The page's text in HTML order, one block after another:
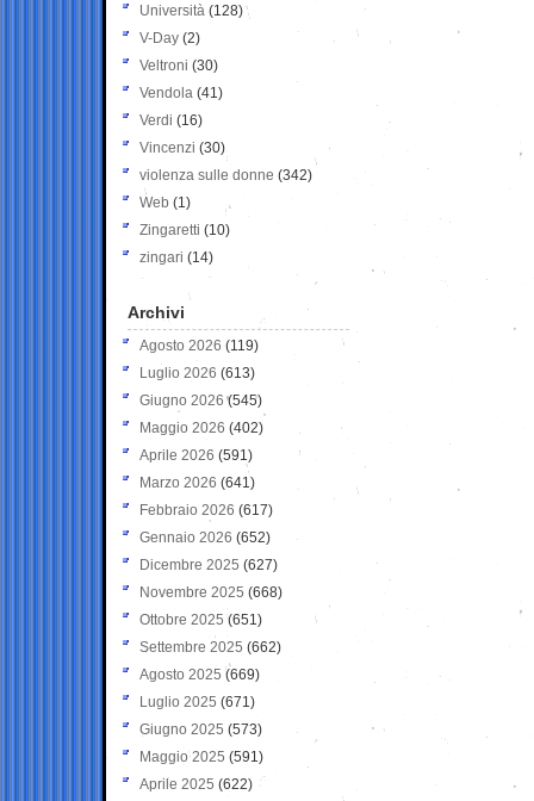
Università (128)
V-Day (2)
Veltroni (30)
Vendola (41)
Verdi (16)
Vincenzi (30)
violenza sulle donne (342)
Web (1)
Zingaretti (10)
zingari (14)
Archivi
Agosto 2026 (119)
Luglio 2026 (613)
Giugno 2026 (545)
Maggio 2026 (402)
Aprile 2026 (591)
Marzo 2026 (641)
Febbraio 2026 (617)
Gennaio 2026 (652)
Dicembre 2025 (627)
Novembre 2025 (668)
Ottobre 2025 (651)
Settembre 2025 (662)
Agosto 2025 (669)
Luglio 2025 (671)
Giugno 2025 (573)
Maggio 2025 (591)
Aprile 2025 (622)